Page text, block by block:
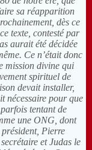
sa réapparition
dès ce
texte, contesté par
aurait été décidée
Ce n’était donc
mission divine qui
spirituel de
devait installer,
nécessaire pour que
tentant de
une ONG, dont
Pierre
et Judas le